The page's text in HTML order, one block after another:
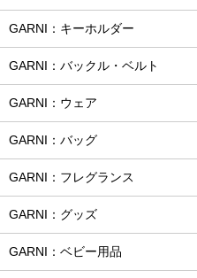
GARNI：キーホルダー
GARNI：バックル・ベルト
GARNI：ウェア
GARNI：バッグ
GARNI：フレグランス
GARNI：グッズ
GARNI：ベビー用品